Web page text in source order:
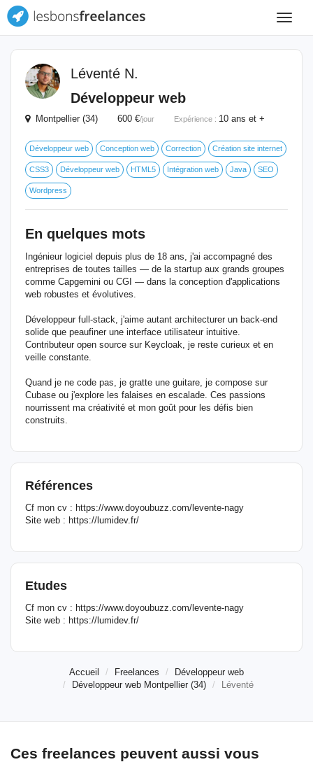
Toggle
Léventé N.
Développeur web
Montpellier (34) 600 €/jour Expérience : 10 ans et +
Développeur web Conception web Correction Création site internet
CSS3 Développeur web HTML5 Intégration web Java SEO
Wordpress
En quelques mots
Ingénieur logiciel depuis plus de 18 ans, j'ai accompagné des
entreprises de toutes tailles — de la startup aux grands groupes
comme Capgemini ou CGI — dans la conception d'applications
web robustes et évolutives.
Développeur full-stack, j'aime autant architecturer un back-end
solide que peaufiner une interface utilisateur intuitive.
Contributeur open source sur Keycloak, je reste curieux et en
veille constante.
Quand je ne code pas, je gratte une guitare, je compose sur
Cubase ou j'explore les falaises en escalade. Ces passions
nourrissent ma créativité et mon goût pour les défis bien
construits.
Références
Cf mon cv : https://www.doyoubuzz.com/levente-nagy
Site web : https://lumidev.fr/
Etudes
Cf mon cv : https://www.doyoubuzz.com/levente-nagy
Site web : https://lumidev.fr/
Accueil Freelances
Développeur web
Développeur web Montpellier (34)
Léventé
Ces freelances peuvent aussi vous